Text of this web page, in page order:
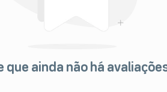
que ainda não há